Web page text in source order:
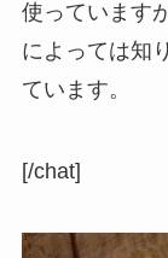
使っています
によっては知
ています。
[/chat]